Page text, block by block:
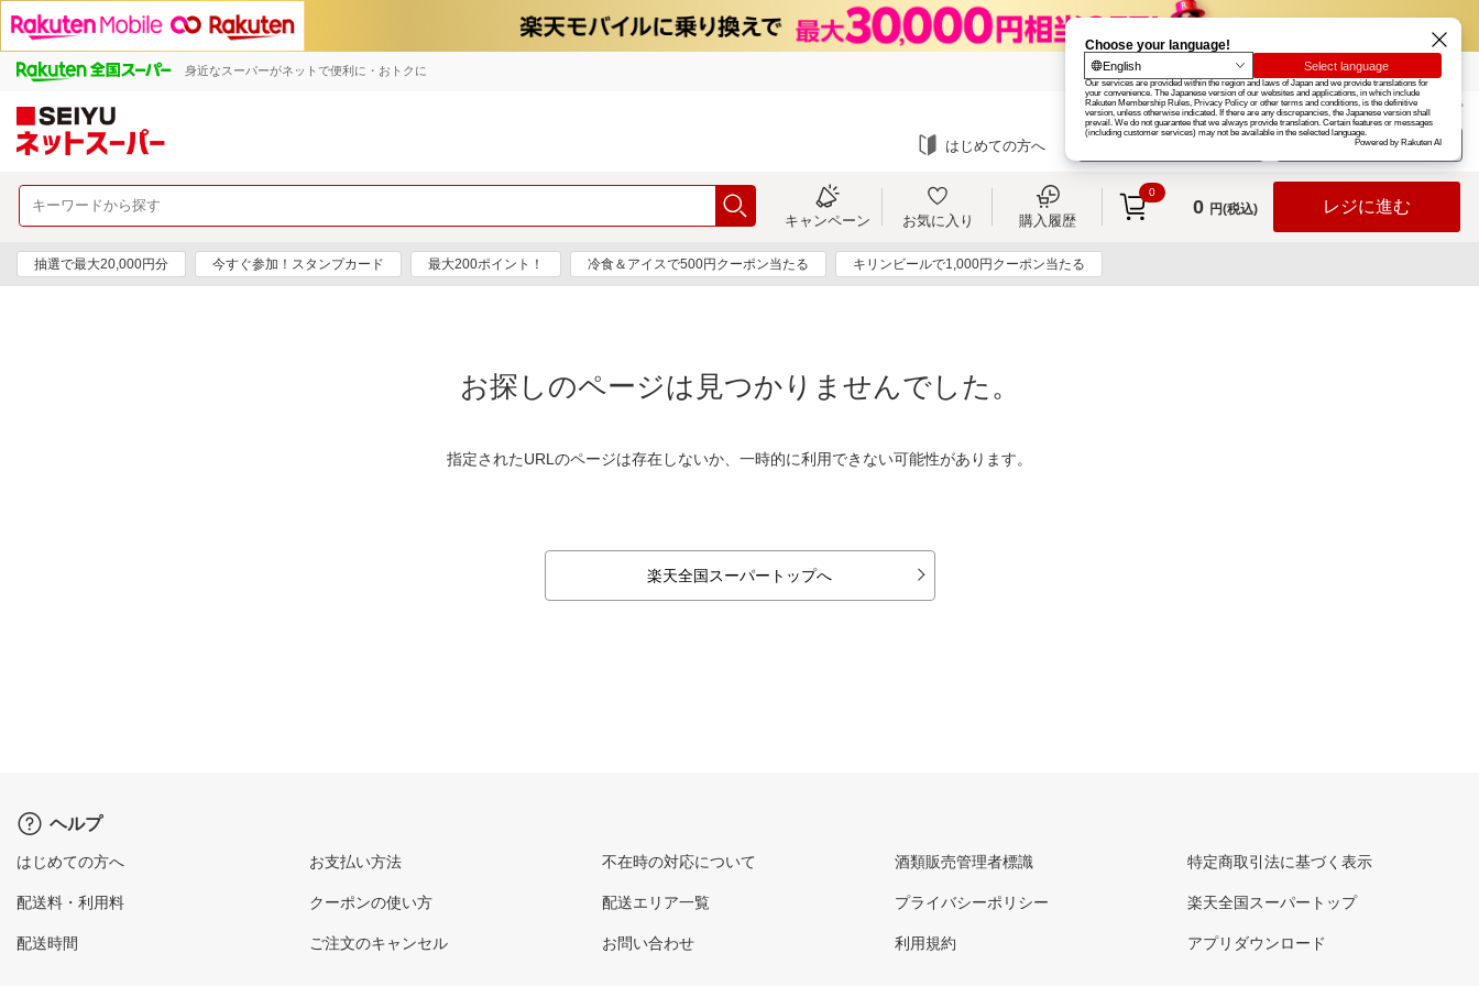
身近なスーパーがネットで便利に・おトクに 楽天グループ カード
お知らせ ヘルプ
はじめての方へ ログイン
キャンペーン お気に入り 購入履歴
0
0 円(税込) レジに進む
抽選で最大20,000円分 今すぐ参加！スタンプカード 最大200ポイント！ 冷食＆アイスで500円クーポン当たる キリンビールで1,000円クーポン当たる
お探しのページは見つかりませんでした。
指定されたURLのページは存在しないか、一時的に利用できない可能性があります。
楽天全国スーパートップへ
ヘルプ
はじめての方へ
配送料・利用料
配送時間
お支払い方法
クーポンの使い方
ご注文のキャンセル
不在時の対応について
配送エリア一覧
お問い合わせ
酒類販売管理者標識
プライバシーポリシー
利用規約
特定商取引法に基づく表示
楽天全国スーパートップ
アプリダウンロード